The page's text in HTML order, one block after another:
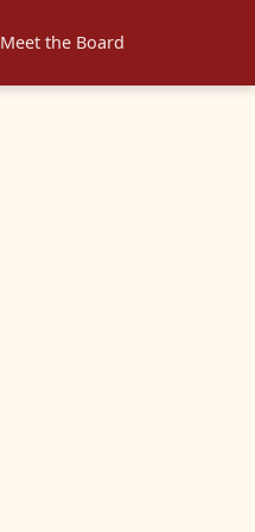
Meet the Board